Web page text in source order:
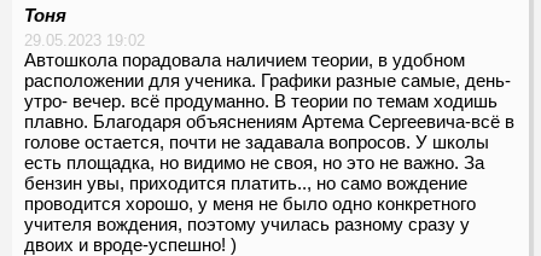
Тоня
29.05.2023 19:02
Автошкола порадовала наличием теории, в удобном
расположении для ученика. Графики разные самые, день-
утро- вечер. всё продуманно. В теории по темам ходишь
плавно. Благодаря объяснениям Артема Сергеевича-всё в
голове остается, почти не задавала вопросов. У школы
есть площадка, но видимо не своя, но это не важно. За
бензин увы, приходится платить.., но само вождение
проводится хорошо, у меня не было одно конкретного
учителя вождения, поэтому училась разному сразу у
двоих и вроде-успешно! )